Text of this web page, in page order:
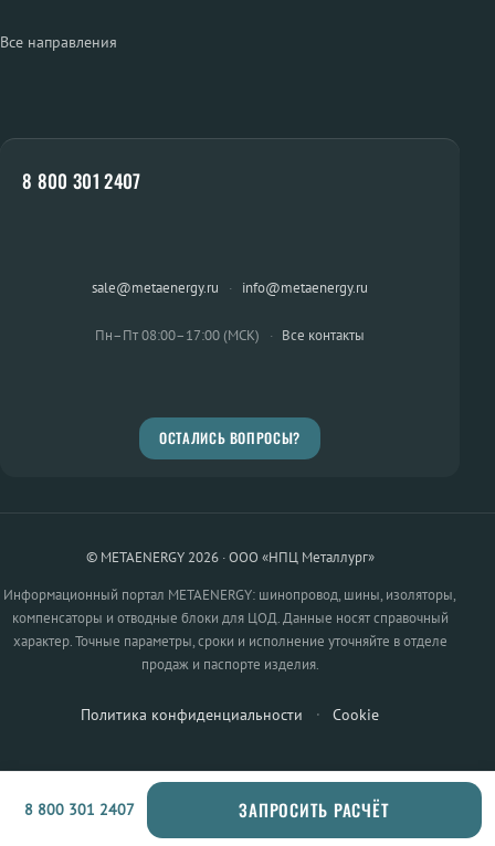
Все направления
8 800 301 2407
sale@metaenergy.ru · info@metaenergy.ru
Пн–Пт 08:00–17:00 (МСК) · Все контакты
ОСТАЛИСЬ ВОПРОСЫ?
© METAENERGY 2026 · ООО «НПЦ Металлург»
Информационный портал METAENERGY: шинопровод, шины, изоляторы,
компенсаторы и отводные блоки для ЦОД. Данные носят справочный
характер. Точные параметры, сроки и исполнение уточняйте в отделе
продаж и паспорте изделия.
Политика конфиденциальности · Cookie
8 800 301 2407 ЗАПРОСИТЬ РАСЧЁТ